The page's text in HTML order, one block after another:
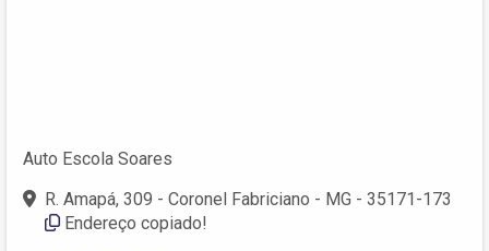
Auto Escola Soares
R. Amapá, 309 - Coronel Fabriciano - MG - 35171-173
Endereço copiado!